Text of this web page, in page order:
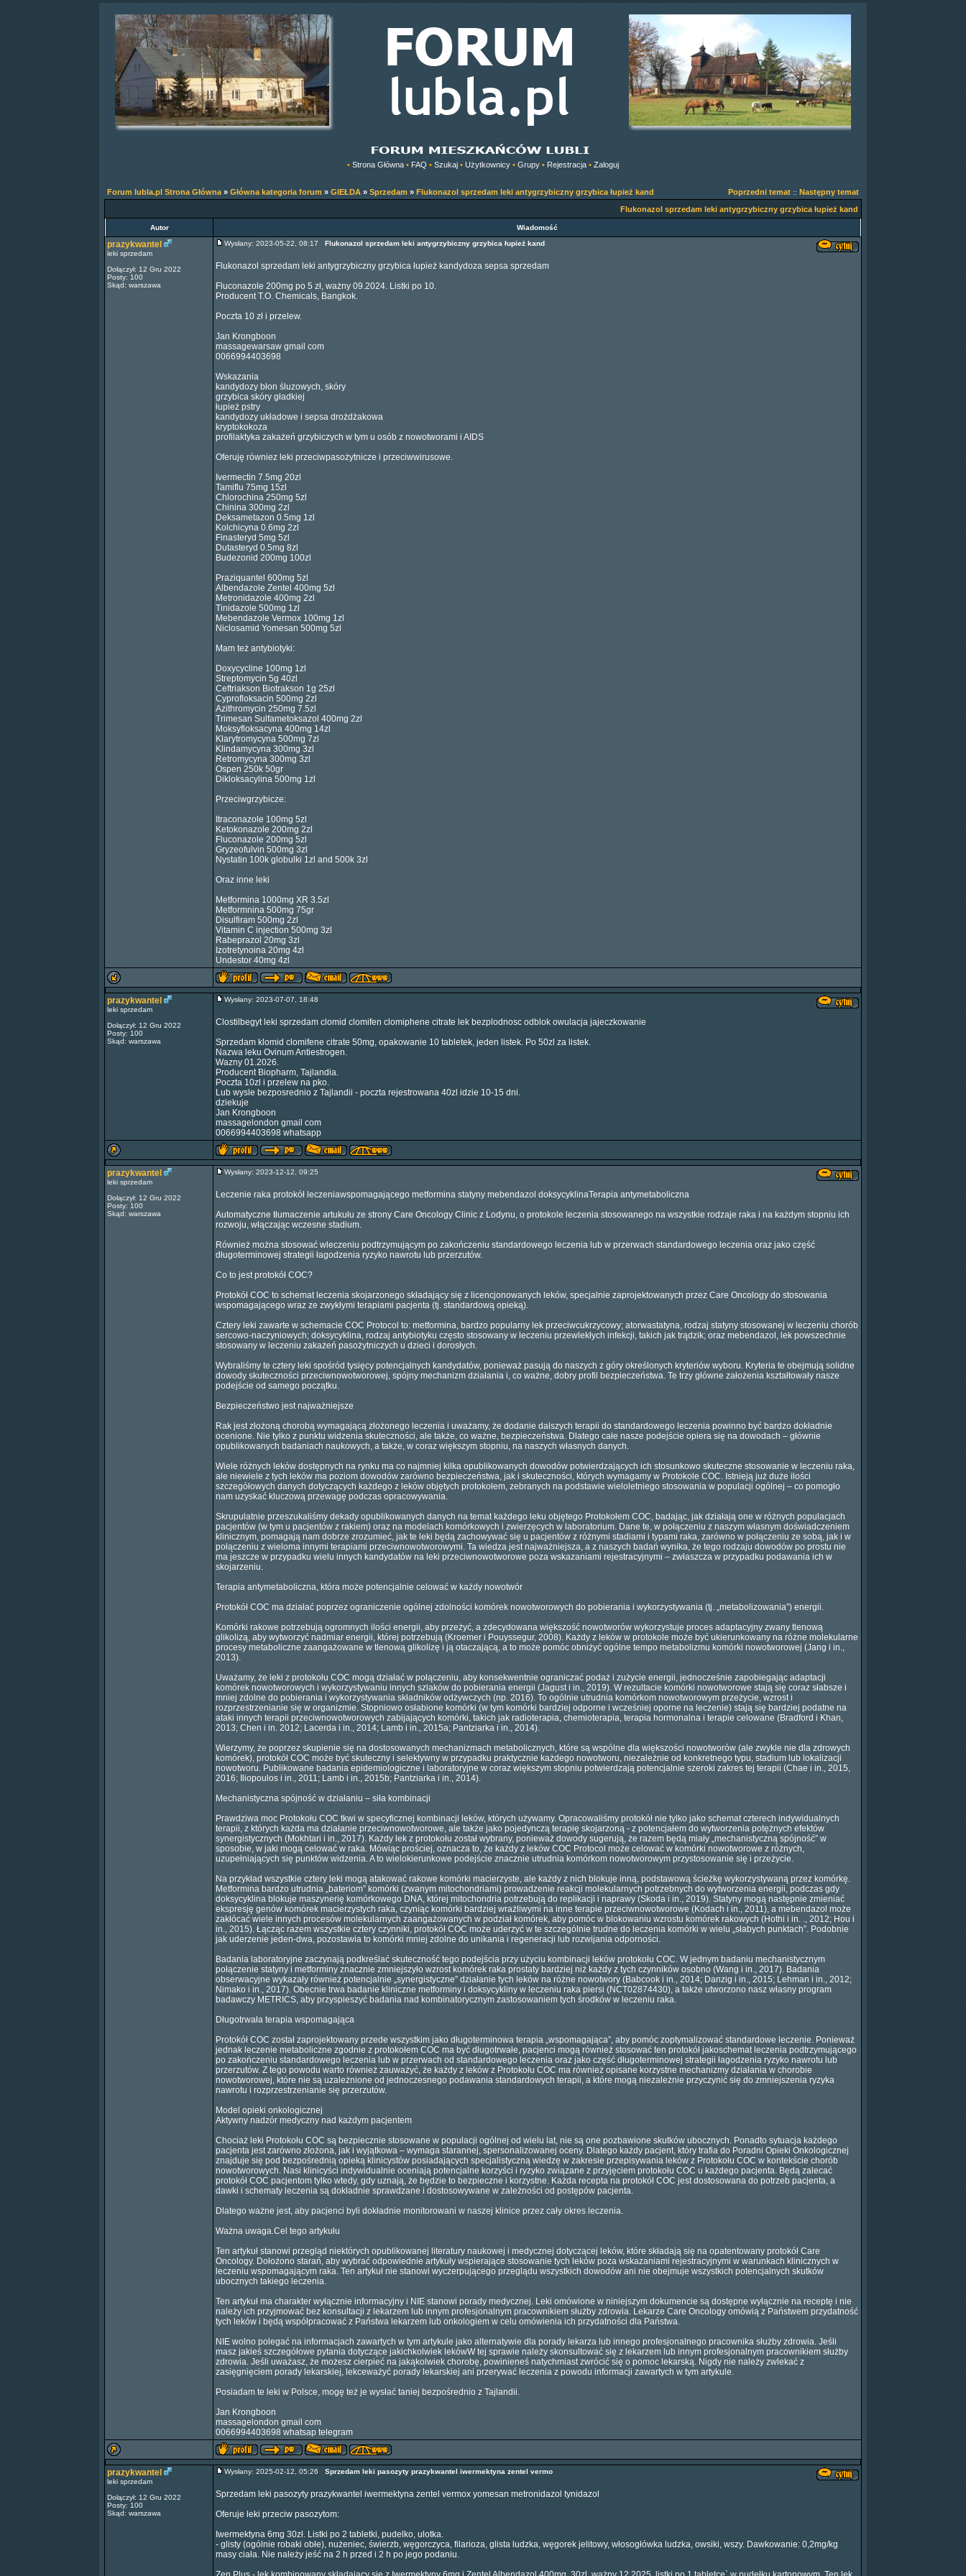
• Strona Główna • FAQ • Szukaj • Użytkownicy • Grupy • Rejestracja • Zaloguj
Forum lubla.pl Strona Główna » Główna kategoria forum » GIEŁDA » Sprzedam » Flukonazol sprzedam leki antygrzybiczny grzybica łupież kand Poprzedni temat :: Następny temat
Flukonazol sprzedam leki antygrzybiczny grzybica łupież kand
Autor Wiadomość
prazykwantel
leki sprzedam
Dołączył: 12 Gru 2022
Posty: 100
Skąd: warszawa
Wysłany: 2023-05-22, 08:17 Flukonazol sprzedam leki antygrzybiczny grzybica łupież kand
Flukonazol sprzedam leki antygrzybiczny grzybica łupież kandydoza sepsa sprzedam
Fluconazole 200mg po 5 zł, ważny 09.2024. Listki po 10.
Producent T.O. Chemicals, Bangkok.
Poczta 10 zł i przelew.
Jan Krongboon
massagewarsaw gmail com
0066994403698
Wskazania
kandydozy błon śluzowych, skóry
grzybica skóry gładkiej
łupież pstry
kandydozy układowe i sepsa drożdżakowa
kryptokokoza
profilaktyka zakażeń grzybiczych w tym u osób z nowotworami i AIDS
Oferuję równiez leki przeciwpasożytnicze i przeciwwirusowe.
Ivermectin 7.5mg 20zl
Tamiflu 75mg 15zl
Chlorochina 250mg 5zl
Chinina 300mg 2zl
Deksametazon 0.5mg 1zl
Kolchicyna 0.6mg 2zl
Finasteryd 5mg 5zl
Dutasteryd 0.5mg 8zl
Budezonid 200mg 100zl
Praziquantel 600mg 5zl
Albendazole Zentel 400mg 5zl
Metronidazole 400mg 2zl
Tinidazole 500mg 1zl
Mebendazole Vermox 100mg 1zl
Niclosamid Yomesan 500mg 5zl
Mam też antybiotyki:
Doxycycline 100mg 1zl
Streptomycin 5g 40zl
Ceftriakson Biotrakson 1g 25zl
Cyprofloksacin 500mg 2zl
Azithromycin 250mg 7.5zl
Trimesan Sulfametoksazol 400mg 2zl
Moksyfloksacyna 400mg 14zl
Klarytromycyna 500mg 7zl
Klindamycyna 300mg 3zl
Retromycyna 300mg 3zl
Ospen 250k 50gr
Dikloksacylina 500mg 1zl
Przeciwgrzybicze:
Itraconazole 100mg 5zl
Ketokonazole 200mg 2zl
Fluconazole 200mg 5zl
Gryzeofulvin 500mg 3zl
Nystatin 100k globulki 1zl and 500k 3zl
Oraz inne leki
Metformina 1000mg XR 3.5zl
Metformnina 500mg 75gr
Disulfiram 500mg 2zl
Vitamin C injection 500mg 3zl
Rabeprazol 20mg 3zl
Izotretynoina 20mg 4zl
Undestor 40mg 4zl
prazykwantel
leki sprzedam
Dołączył: 12 Gru 2022
Posty: 100
Skąd: warszawa
Wysłany: 2023-07-07, 18:48
Clostilbegyt leki sprzedam clomid clomifen clomiphene citrate lek bezplodnosc odblok owulacja jajeczkowanie
Sprzedam klomid clomifene citrate 50mg, opakowanie 10 tabletek, jeden listek. Po 50zl za listek.
Nazwa leku Ovinum Antiestrogen.
Wazny 01.2026.
Producent Biopharm, Tajlandia.
Poczta 10zl i przelew na pko.
Lub wysle bezposrednio z Tajlandii - poczta rejestrowana 40zl idzie 10-15 dni.
dziekuje
Jan Krongboon
massagelondon gmail com
0066994403698 whatsapp
prazykwantel
leki sprzedam
Dołączył: 12 Gru 2022
Posty: 100
Skąd: warszawa
Wysłany: 2023-12-12, 09:25
Leczenie raka protokół leczeniawspomagającego metformina statyny mebendazol doksycyklinaTerapia antymetaboliczna
Automatyczne tłumaczenie artukułu ze strony Care Oncology Clinic z Lodynu, o protokole leczenia stosowanego na wszystkie rodzaje raka i na każdym stopniu ich
rozwoju, włączając wczesne stadium.
Również można stosować wleczeniu podtrzymującym po zakończeniu standardowego leczenia lub w przerwach standardowego leczenia oraz jako część
długoterminowej strategii łagodzenia ryzyko nawrotu lub przerzutów.
Co to jest protokół COC?
Protokół COC to schemat leczenia skojarzonego składający się z licencjonowanych leków, specjalnie zaprojektowanych przez Care Oncology do stosowania
wspomagającego wraz ze zwykłymi terapiami pacjenta (tj. standardową opieką).
Cztery leki zawarte w schemacie COC Protocol to: metformina, bardzo popularny lek przeciwcukrzycowy; atorwastatyna, rodzaj statyny stosowanej w leczeniu chorób
sercowo-naczyniowych; doksycyklina, rodzaj antybiotyku często stosowany w leczeniu przewlekłych infekcji, takich jak trądzik; oraz mebendazol, lek powszechnie
stosowany w leczeniu zakażeń pasożytniczych u dzieci i dorosłych.
Wybraliśmy te cztery leki spośród tysięcy potencjalnych kandydatów, ponieważ pasują do naszych z góry określonych kryteriów wyboru. Kryteria te obejmują solidne
dowody skuteczności przeciwnowotworowej, spójny mechanizm działania i, co ważne, dobry profil bezpieczeństwa. Te trzy główne założenia kształtowały nasze
podejście od samego początku.
Bezpieczeństwo jest najważniejsze
Rak jest złożoną chorobą wymagającą złożonego leczenia i uważamy, że dodanie dalszych terapii do standardowego leczenia powinno być bardzo dokładnie
ocenione. Nie tylko z punktu widzenia skuteczności, ale także, co ważne, bezpieczeństwa. Dlatego całe nasze podejście opiera się na dowodach – głównie
opublikowanych badaniach naukowych, a także, w coraz większym stopniu, na naszych własnych danych.
Wiele różnych leków dostępnych na rynku ma co najmniej kilka opublikowanych dowodów potwierdzających ich stosunkowo skuteczne stosowanie w leczeniu raka,
ale niewiele z tych leków ma poziom dowodów zarówno bezpieczeństwa, jak i skuteczności, których wymagamy w Protokole COC. Istnieją już duże ilości
szczegółowych danych dotyczących każdego z leków objętych protokołem, zebranych na podstawie wieloletniego stosowania w populacji ogólnej – co pomogło
nam uzyskać kluczową przewagę podczas opracowywania.
Skrupulatnie przeszukaliśmy dekady opublikowanych danych na temat każdego leku objętego Protokołem COC, badając, jak działają one w różnych populacjach
pacjentów (w tym u pacjentów z rakiem) oraz na modelach komórkowych i zwierzęcych w laboratorium. Dane te, w połączeniu z naszym własnym doświadczeniem
klinicznym, pomagają nam dobrze zrozumieć, jak te leki będą zachowywać się u pacjentów z różnymi stadiami i typami raka, zarówno w połączeniu ze sobą, jak i w
połączeniu z wieloma innymi terapiami przeciwnowotworowymi. Ta wiedza jest najważniejsza, a z naszych badań wynika, że tego rodzaju dowodów po prostu nie
ma jeszcze w przypadku wielu innych kandydatów na leki przeciwnowotworowe poza wskazaniami rejestracyjnymi – zwłaszcza w przypadku podawania ich w
skojarzeniu.
Terapia antymetaboliczna, która może potencjalnie celować w każdy nowotwór
Protokół COC ma działać poprzez ograniczenie ogólnej zdolności komórek nowotworowych do pobierania i wykorzystywania (tj. „metabolizowania”) energii.
Komórki rakowe potrzebują ogromnych ilości energii, aby przeżyć, a zdecydowana większość nowotworów wykorzystuje proces adaptacyjny zwany tlenową
glikolizą, aby wytworzyć nadmiar energii, której potrzebują (Kroemer i Pouyssegur, 2008). Każdy z leków w protokole może być ukierunkowany na różne molekularne
procesy metaboliczne zaangażowane w tlenową glikolizę i ją otaczającą, a to może pomóc obniżyć ogólne tempo metabolizmu komórki nowotworowej (Jang i in.,
2013).
Uważamy, że leki z protokołu COC mogą działać w połączeniu, aby konsekwentnie ograniczać podaż i zużycie energii, jednocześnie zapobiegając adaptacji
komórek nowotworowych i wykorzystywaniu innych szlaków do pobierania energii (Jagust i in., 2019). W rezultacie komórki nowotworowe stają się coraz słabsze i
mniej zdolne do pobierania i wykorzystywania składników odżywczych (np. 2016). To ogólnie utrudnia komórkom nowotworowym przeżycie, wzrost i
rozprzestrzenianie się w organizmie. Stopniowo osłabione komórki (w tym komórki bardziej odporne i wcześniej oporne na leczenie) stają się bardziej podatne na
ataki innych terapii przeciwnowotworowych zabijających komórki, takich jak radioterapia, chemioterapia, terapia hormonalna i terapie celowane (Bradford i Khan,
2013; Chen i in. 2012; Lacerda i in., 2014; Lamb i in., 2015a; Pantziarka i in., 2014).
Wierzymy, że poprzez skupienie się na dostosowanych mechanizmach metabolicznych, które są wspólne dla większości nowotworów (ale zwykle nie dla zdrowych
komórek), protokół COC może być skuteczny i selektywny w przypadku praktycznie każdego nowotworu, niezależnie od konkretnego typu, stadium lub lokalizacji
nowotworu. Publikowane badania epidemiologiczne i laboratoryjne w coraz większym stopniu potwierdzają potencjalnie szeroki zakres tej terapii (Chae i in., 2015,
2016; Iliopoulos i in., 2011; Lamb i in., 2015b; Pantziarka i in., 2014).
Mechanistyczna spójność w działaniu – siła kombinacji
Prawdziwa moc Protokołu COC tkwi w specyficznej kombinacji leków, których używamy. Opracowaliśmy protokół nie tylko jako schemat czterech indywidualnych
terapii, z których każda ma działanie przeciwnowotworowe, ale także jako pojedynczą terapię skojarzoną - z potencjałem do wytworzenia potężnych efektów
synergistycznych (Mokhtari i in., 2017). Każdy lek z protokołu został wybrany, ponieważ dowody sugerują, że razem będą miały „mechanistyczną spójność” w
sposobie, w jaki mogą celować w raka. Mówiąc prościej, oznacza to, że każdy z leków COC Protocol może celować w komórki nowotworowe z różnych,
uzupełniających się punktów widzenia. A to wielokierunkowe podejście znacznie utrudnia komórkom nowotworowym przystosowanie się i przeżycie.
Na przykład wszystkie cztery leki mogą atakować rakowe komórki macierzyste, ale każdy z nich blokuje inną, podstawową ścieżkę wykorzystywaną przez komórkę.
Metformina bardzo utrudnia „bateriom” komórki (zwanym mitochondriami) prowadzenie reakcji molekularnych potrzebnych do wytworzenia energii, podczas gdy
doksycyklina blokuje maszynerię komórkowego DNA, której mitochondria potrzebują do replikacji i naprawy (Skoda i in., 2019). Statyny mogą następnie zmieniać
ekspresję genów komórek macierzystych raka, czyniąc komórki bardziej wrażliwymi na inne terapie przeciwnowotworowe (Kodach i in., 2011), a mebendazol może
zakłócać wiele innych procesów molekularnych zaangażowanych w podział komórek, aby pomóc w blokowaniu wzrostu komórek rakowych (Hothi i in. ., 2012; Hou i
in., 2015). Łącząc razem wszystkie cztery czynniki, protokół COC może uderzyć w te szczególnie trudne do leczenia komórki w wielu „słabych punktach”. Podobnie
jak uderzenie jeden-dwa, pozostawia to komórki mniej zdolne do unikania i regeneracji lub rozwijania odporności.
Badania laboratoryjne zaczynają podkreślać skuteczność tego podejścia przy użyciu kombinacji leków protokołu COC. W jednym badaniu mechanistycznym
połączenie statyny i metforminy znacznie zmniejszyło wzrost komórek raka prostaty bardziej niż każdy z tych czynników osobno (Wang i in., 2017). Badania
obserwacyjne wykazały również potencjalnie „synergistyczne” działanie tych leków na różne nowotwory (Babcook i in., 2014; Danzig i in., 2015; Lehman i in., 2012;
Nimako i in., 2017). Obecnie trwa badanie kliniczne metforminy i doksycykliny w leczeniu raka piersi (NCT02874430), a także utworzono nasz własny program
badawczy METRICS, aby przyspieszyć badania nad kombinatorycznym zastosowaniem tych środków w leczeniu raka.
Długotrwała terapia wspomagająca
Protokół COC został zaprojektowany przede wszystkim jako długoterminowa terapia „wspomagająca”, aby pomóc zoptymalizować standardowe leczenie. Ponieważ
jednak leczenie metaboliczne zgodnie z protokołem COC ma być długotrwałe, pacjenci mogą również stosować ten protokół jakoschemat leczenia podtrzymującego
po zakończeniu standardowego leczenia lub w przerwach od standardowego leczenia oraz jako część długoterminowej strategii łagodzenia ryzyko nawrotu lub
przerzutów. Z tego powodu warto również zauważyć, że każdy z leków z Protokołu COC ma również opisane korzystne mechanizmy działania w chorobie
nowotworowej, które nie są uzależnione od jednoczesnego podawania standardowych terapii, a które mogą niezależnie przyczynić się do zmniejszenia ryzyka
nawrotu i rozprzestrzenianie się przerzutów.
Model opieki onkologicznej
Aktywny nadzór medyczny nad każdym pacjentem
Chociaż leki Protokołu COC są bezpiecznie stosowane w populacji ogólnej od wielu lat, nie są one pozbawione skutków ubocznych. Ponadto sytuacja każdego
pacjenta jest zarówno złożona, jak i wyjątkowa – wymaga starannej, spersonalizowanej oceny. Dlatego każdy pacjent, który trafia do Poradni Opieki Onkologicznej
znajduje się pod bezpośrednią opieką klinicystów posiadających specjalistyczną wiedzę w zakresie przepisywania leków z Protokołu COC w kontekście chorób
nowotworowych. Nasi klinicyści indywidualnie oceniają potencjalne korzyści i ryzyko związane z przyjęciem protokołu COC u każdego pacjenta. Będą zalecać
protokół COC pacjentom tylko wtedy, gdy uznają, że będzie to bezpieczne i korzystne. Każda recepta na protokół COC jest dostosowana do potrzeb pacjenta, a
dawki i schematy leczenia są dokładnie sprawdzane i dostosowywane w zależności od postępów pacjenta.
Dlatego ważne jest, aby pacjenci byli dokładnie monitorowani w naszej klinice przez cały okres leczenia.
Ważna uwaga.Cel tego artykułu
Ten artykuł stanowi przegląd niektórych opublikowanej literatury naukowej i medycznej dotyczącej leków, które składają się na opatentowany protokół Care
Oncology. Dołożono starań, aby wybrać odpowiednie artykuły wspierające stosowanie tych leków poza wskazaniami rejestracyjnymi w warunkach klinicznych w
leczeniu wspomagającym raka. Ten artykuł nie stanowi wyczerpującego przeglądu wszystkich dowodów ani nie obejmuje wszystkich potencjalnych skutków
ubocznych takiego leczenia.
Ten artykuł ma charakter wyłącznie informacyjny i NIE stanowi porady medycznej. Leki omówione w niniejszym dokumencie są dostępne wyłącznie na receptę i nie
należy ich przyjmować bez konsultacji z lekarzem lub innym profesjonalnym pracownikiem służby zdrowia. Lekarze Care Oncology omówią z Państwem przydatność
tych leków i będą współpracować z Państwa lekarzem lub onkologiem w celu omówienia ich przydatności dla Państwa.
NIE wolno polegać na informacjach zawartych w tym artykule jako alternatywie dla porady lekarza lub innego profesjonalnego pracownika służby zdrowia. Jeśli
masz jakieś szczegółowe pytania dotyczące jakichkolwiek lekówW tej sprawie należy skonsultować się z lekarzem lub innym profesjonalnym pracownikiem służby
zdrowia. Jeśli uważasz, że możesz cierpieć na jakąkolwiek chorobę, powinieneś natychmiast zwrócić się o pomoc lekarską. Nigdy nie należy zwlekać z
zasięgnięciem porady lekarskiej, lekceważyć porady lekarskiej ani przerywać leczenia z powodu informacji zawartych w tym artykule.
Posiadam te leki w Polsce, mogę też je wysłać taniej bezpośrednio z Tajlandii.
Jan Krongboon
massagelondon gmail com
0066994403698 whatsap telegram
prazykwantel
leki sprzedam
Dołączył: 12 Gru 2022
Posty: 100
Skąd: warszawa
Wysłany: 2025-02-12, 05:26 Sprzedam leki pasozyty prazykwantel iwermektyna zentel vermo
Sprzedam leki pasozyty prazykwantel iwermektyna zentel vermox yomesan metronidazol tynidazol
Oferuje leki przeciw pasozytom:
Iwermektyna 6mg 30zł. Listki po 2 tabletki, pudelko, ulotka.
- glisty (ogólnie robaki obłe), nużeniec, świerzb, węgorczyca, filarioza, glista ludzka, węgorek jelitowy, włosogłówka ludzka, owsiki, wszy. Dawkowanie: 0,2mg/kg
masy ciała. Nie należy jeść na 2 h przed i 2 h po jego podaniu.